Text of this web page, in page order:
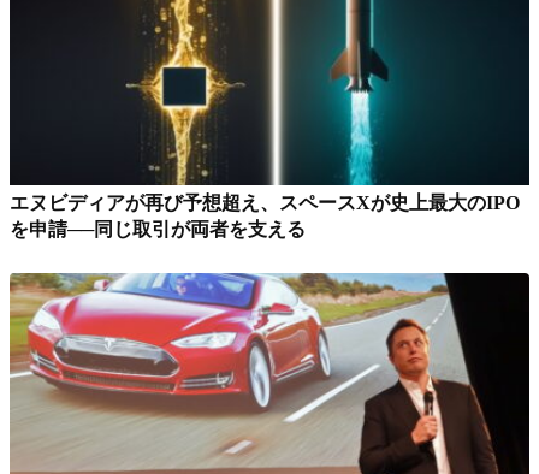
エヌビディアが再び予想超え、スペースXが史上最大のIPO
を申請──同じ取引が両者を支える